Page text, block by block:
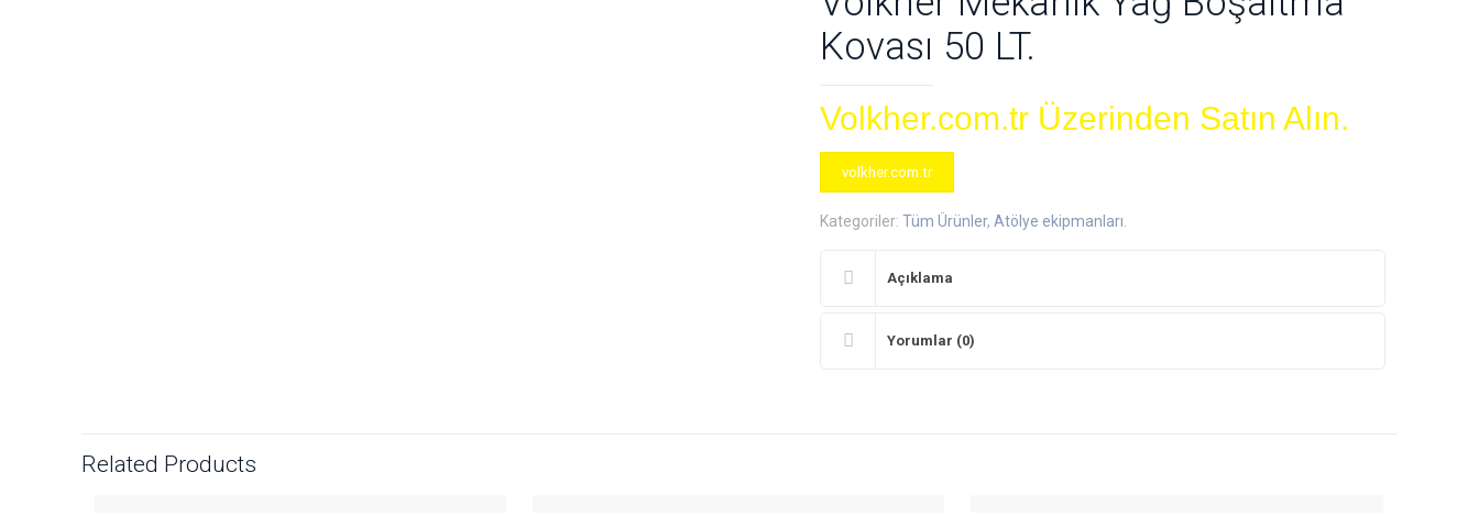
Kovası 50 LT.
Volkher.com.tr Üzerinden Satın Alın.
volkher.com.tr
Kategoriler:Tüm Ürünler,Atölye ekipmanları
Açıklama
Yorumlar (0)
Related Products